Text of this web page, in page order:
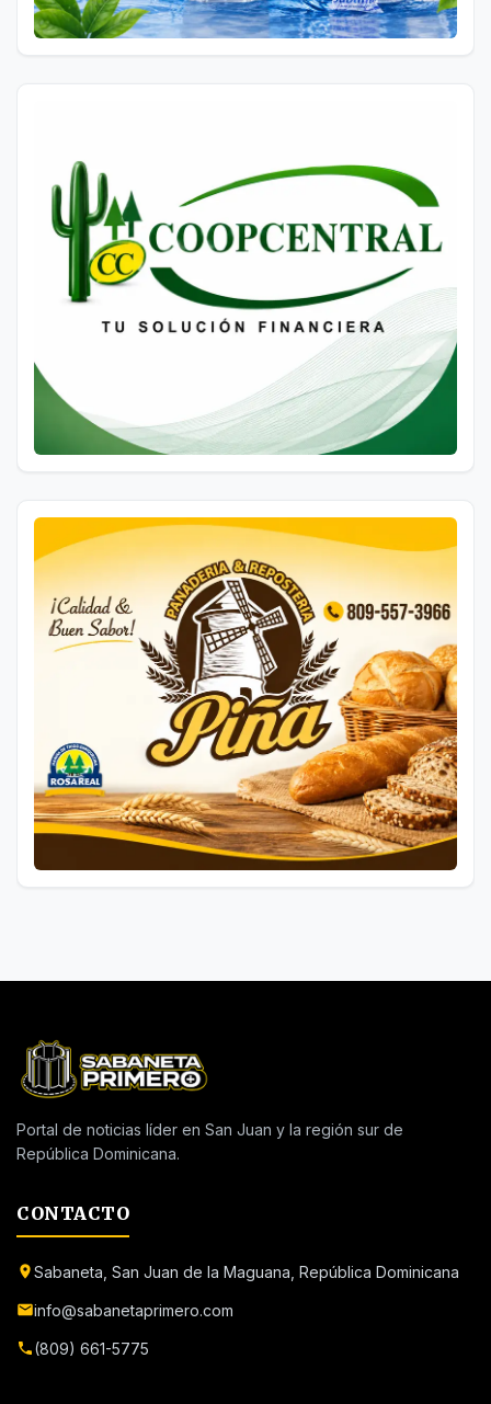
Portal de noticias líder en San Juan y la región sur de
República Dominicana.
CONTACTO
Sabaneta, San Juan de la Maguana, República Dominicana
info@sabanetaprimero.com
(809) 661-5775